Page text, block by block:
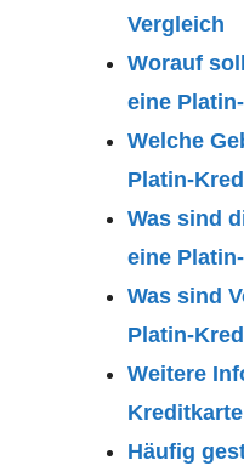
Vergleich
Worauf
eine
Welche
Platin-
Was sind
eine
Was sind
Platin-
Weitere
Kreditkarte
Häufig